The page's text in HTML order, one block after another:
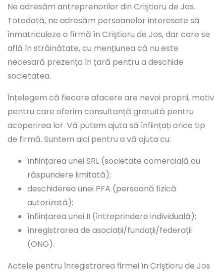
Ne adresăm antreprenorilor din Criştioru de Jos.
Totodată, ne adresăm persoanelor interesate să
înmatriculeze o firmă în Criştioru de Jos, dar care se
află în străinătate, cu mențiunea că nu este
necesară prezența în țară pentru a deschide
societatea.
Înțelegem că fiecare afacere are nevoi proprii, motiv
pentru care oferim consultanță gratuită pentru
acoperirea lor. Vă putem ajuta să înființați orice tip
de firmă. Suntem aici pentru a vă ajuta cu:
înființarea unei SRL (societate comercială cu
răspundere limitată);
deschiderea unei PFA (persoană fizică
autorizată);
înființarea unei II (întreprindere individuală);
înregistrarea de asociații/fundații/federații
(ONG).
Actele pentru înregistrarea firmei în Criştioru de Jos